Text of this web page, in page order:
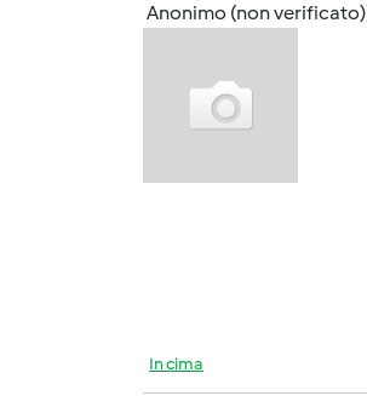
Anonimo (non verificato)
In cima